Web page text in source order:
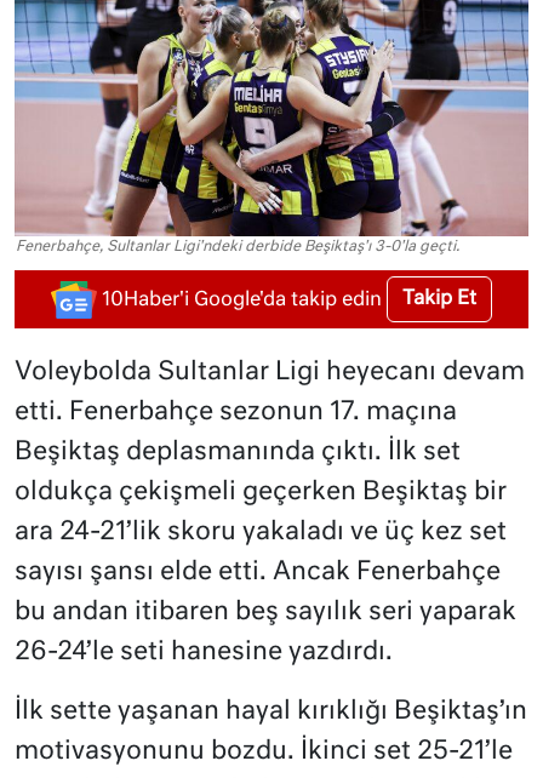
Fenerbahçe, Sultanlar Ligi'ndeki derbide Beşiktaş'ı 3-0'la geçti.
10Haber'i Google'da takip edin Takip Et
Voleybolda Sultanlar Ligi heyecanı devam
etti. Fenerbahçe sezonun 17. maçına
Beşiktaş deplasmanında çıktı. İlk set
oldukça çekişmeli geçerken Beşiktaş bir
ara 24-21’lik skoru yakaladı ve üç kez set
sayısı şansı elde etti. Ancak Fenerbahçe
bu andan itibaren beş sayılık seri yaparak
26-24’le seti hanesine yazdırdı.
İlk sette yaşanan hayal kırıklığı Beşiktaş’ın
motivasyonunu bozdu. İkinci set 25-21’le